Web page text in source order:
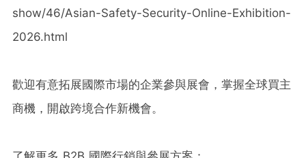
show/46/Asian-Safety-Security-Online-Exhibition-
2026.html
歡迎有意拓展國際市場的企業參與展會，掌握全球買主
商機，開啟跨境合作新機會。